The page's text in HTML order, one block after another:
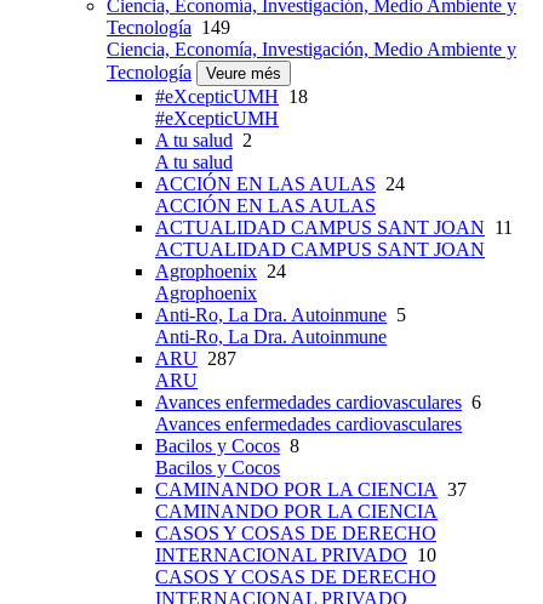
Ciencia, Economía, Investigación, Medio Ambiente y
Tecnología 149
Ciencia, Economía, Investigación, Medio Ambiente y
Tecnología
Veure més
#eXcepticUMH 18
#eXcepticUMH
A tu salud 2
A tu salud
ACCIÓN EN LAS AULAS 24
ACCIÓN EN LAS AULAS
ACTUALIDAD CAMPUS SANT JOAN 11
ACTUALIDAD CAMPUS SANT JOAN
Agrophoenix 24
Agrophoenix
Anti-Ro, La Dra. Autoinmune 5
Anti-Ro, La Dra. Autoinmune
ARU 287
ARU
Avances enfermedades cardiovasculares 6
Avances enfermedades cardiovasculares
Bacilos y Cocos 8
Bacilos y Cocos
CAMINANDO POR LA CIENCIA 37
CAMINANDO POR LA CIENCIA
CASOS Y COSAS DE DERECHO
INTERNACIONAL PRIVADO 10
CASOS Y COSAS DE DERECHO
INTERNACIONAL PRIVADO